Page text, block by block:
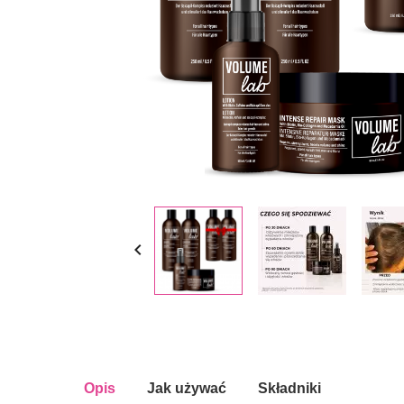

Opis Jak używać Składniki